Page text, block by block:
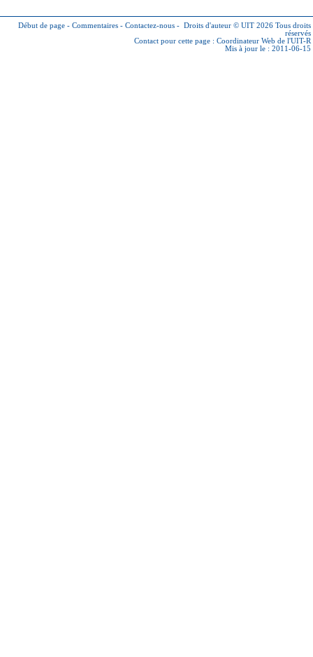
Début de page - Commentaires - Contactez-nous - Droits d'auteur © UIT 2026 Tous droits
réservés
Contact pour cette page : Coordinateur Web de l'UIT-R
Mis à jour le : 2011-06-15